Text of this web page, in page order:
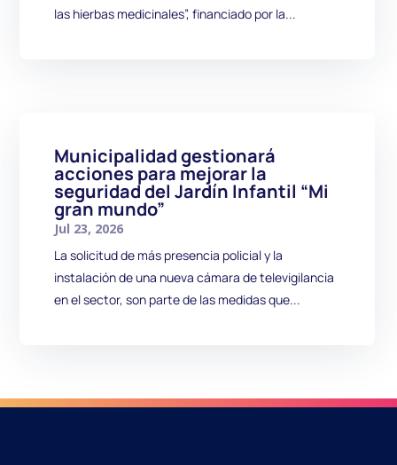
las hierbas medicinales”, financiado por la...
Municipalidad gestionará
acciones para mejorar la
seguridad del Jardín Infantil “Mi
gran mundo”
Jul 23, 2026
La solicitud de más presencia policial y la
instalación de una nueva cámara de televigilancia
en el sector, son parte de las medidas que...